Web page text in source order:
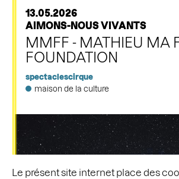
Le présent site internet place des
13.05.2026
AIMONS-NOUS VIVANTS
MMFF - MATHIEU MA
FOUNDATION
spectaclescirque
maison de la culture